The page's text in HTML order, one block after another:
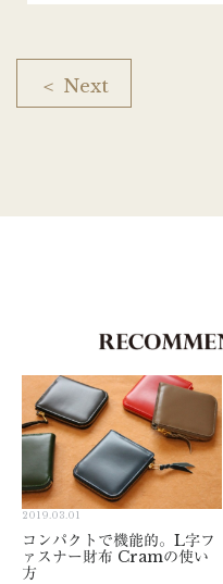
＜ Next
2019.03.01
コンパクトで機能的。L字フ
ァスナー財布 Cramの使い
方